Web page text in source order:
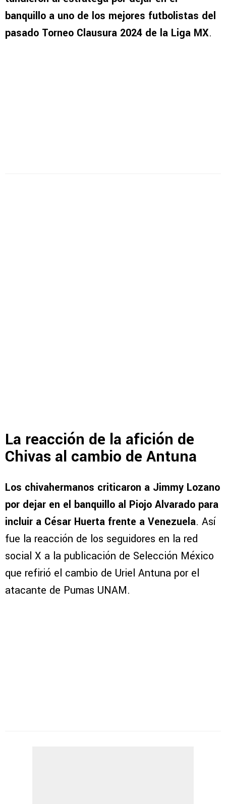
banquillo a uno de los mejores futbolistas del
pasado Torneo Clausura 2024 de la Liga MX.
La reacción de la afición de
Chivas al cambio de Antuna
Los chivahermanos criticaron a Jimmy Lozano
por dejar en el banquillo al Piojo Alvarado para
incluir a César Huerta frente a Venezuela. Así
fue la reacción de los seguidores en la red
social X a la publicación de Selección México
que refirió el cambio de Uriel Antuna por el
atacante de Pumas UNAM.